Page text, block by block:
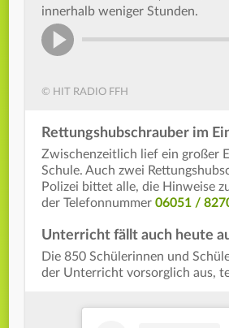
innerhalb weniger Stunden.
© HIT RADIO FFH
Rettungshubschrauber im
Zwischenzeitlich lief ein großer
Schule. Auch zwei
Polizei bittet alle, die Hinweise
der Telefonnummer 06051 /
Unterricht fällt auch heute
Die 850 Schülerinnen und
der Unterricht vorsorglich aus,